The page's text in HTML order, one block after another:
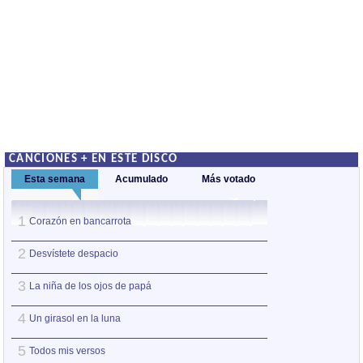
CANCIONES + EN ESTE DISCO
Esta semana Acumulado Más votado
1 Corazón en bancarrota
2 Desvístete despacio
3 La niña de los ojos de papá
4 Un girasol en la luna
5 Todos mis versos